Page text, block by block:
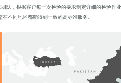
队，根据客户每一次检验的要求制定详细的检验作
在不同地区都能得到一致的高标准服务。